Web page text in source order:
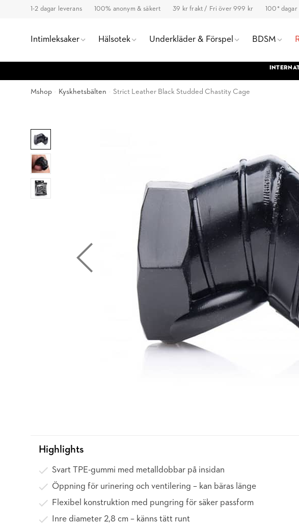
1-2 dagar leverans 100% anonym & säkert 39 kr frakt / Fri över 999 kr 100* dagar
Intimleksaker Hälsotek Underkläder & Förspel BDSM
Mshop Kyskhetsbälten Strict Leather Black Studded Chastity Cage
Highlights
Svart TPE-gummi med metalldobbar på insidan
Öppning för urinering och ventilering – kan bäras länge
Flexibel konstruktion med pungring för säker passform
Inre diameter 2,8 cm – känns tätt runt